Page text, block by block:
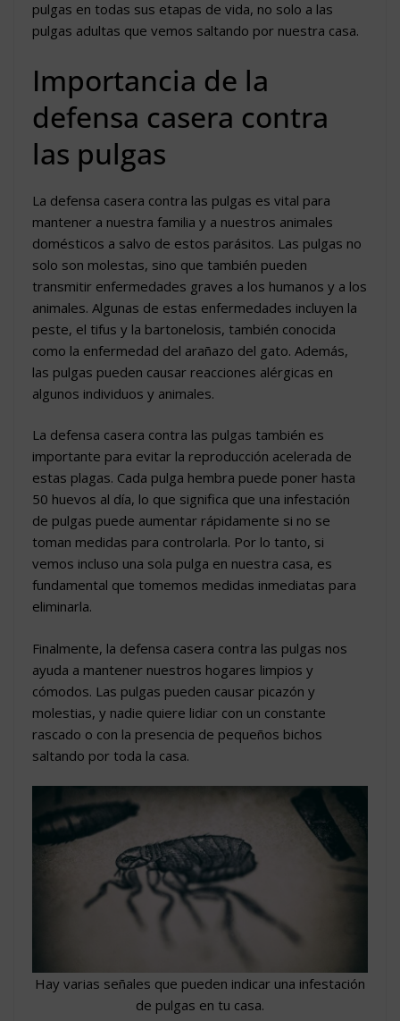
pulgas en todas sus etapas de vida, no solo a las
pulgas adultas que vemos saltando por nuestra casa.
Importancia de la
defensa casera contra
las pulgas
La defensa casera contra las pulgas es vital para
mantener a nuestra familia y a nuestros animales
domésticos a salvo de estos parásitos. Las pulgas no
solo son molestas, sino que también pueden
transmitir enfermedades graves a los humanos y a los
animales. Algunas de estas enfermedades incluyen la
peste, el tifus y la bartonelosis, también conocida
como la enfermedad del arañazo del gato. Además,
las pulgas pueden causar reacciones alérgicas en
algunos individuos y animales.
La defensa casera contra las pulgas también es
importante para evitar la reproducción acelerada de
estas plagas. Cada pulga hembra puede poner hasta
50 huevos al día, lo que significa que una infestación
de pulgas puede aumentar rápidamente si no se
toman medidas para controlarla. Por lo tanto, si
vemos incluso una sola pulga en nuestra casa, es
fundamental que tomemos medidas inmediatas para
eliminarla.
Finalmente, la defensa casera contra las pulgas nos
ayuda a mantener nuestros hogares limpios y
cómodos. Las pulgas pueden causar picazón y
molestias, y nadie quiere lidiar con un constante
rascado o con la presencia de pequeños bichos
saltando por toda la casa.
Hay varias señales que pueden indicar una infestación
de pulgas en tu casa.